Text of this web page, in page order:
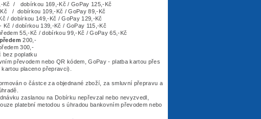
/ dobírkou 169,-Kč / GoPay 125,-Kč
/ dobírkou 109,-Kč / GoPay 89,-Kč
/ dobírkou 149,-Kč / GoPay 129,-Kč
Kč / dobírkou 139,-Kč / GoPay 115,-Kč
55,-Kč / dobírkou 99,-Kč / GoPay 65,-Kč
200,-
300,-
bez poplatku
převodem nebo QR kódem, GoPay - platba kartou přes
placeno přepravci).
o částce za objednané zboží, za smluvní přepravu a
zaslanou na Dobírku nepřevzal nebo nevyzvedl,
platební metodou s úhradou bankovním převodem nebo